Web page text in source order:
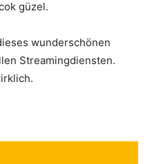
güzel.
wunderschönen
Streamingdiensten.